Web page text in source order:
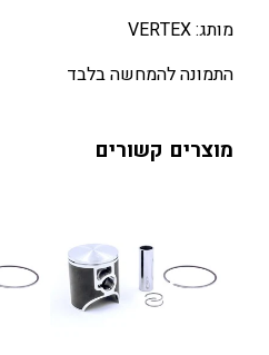
7
2
A
מותג: VERTEX
התמונה להמחשה בלבד
מוצרים קשורים